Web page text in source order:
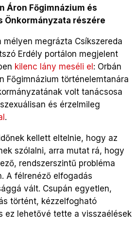
Áron Főgimnázium és
Önkormányzata részére
mélyen megrázta Csíkszereda
Erdély portálon megjelent
kilenc lány meséli el : Orbán
Főgimnázium történelemtanára
volt tanácsosa
és érzelmileg
.
kellett eltelnie, hogy az
szólalni, arra mutat rá, hogy
rendszerszintű probléma
A félrenéző elfogadás
vált. Csupán egyetlen,
történt, kézzelfogható
ez lehetővé tette a visszaélések